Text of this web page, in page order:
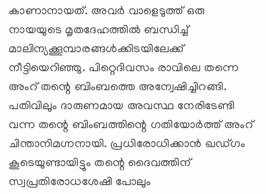
കാണാനായത്. അവര്‍ വാളെടുത്ത് ഒരു
നായയുടെ മൃതദേഹത്തില്‍ ബന്ധിച്ച്
മാലിന്യക്കൂമ്പാരങ്ങള്‍ക്കിടയിലേക്ക്
നീട്ടിയെറിഞ്ഞു. പിറ്റെദിവസം രാവിലെ തന്നെ
അംറ് തന്റെ ബിംബത്തെ അന്വേഷിച്ചിറങ്ങി.
പതിവിലും ദാരുണമായ അവസ്ഥ നേരിടേണ്ടി
വന്ന തന്റെ ബിംബത്തിന്റെ ഗതിയോര്‍ത്ത് അംറ്
ചിന്താനിമഗ്നനായി. പ്രധിരോധിക്കാന്‍ ഖഡ്ഗം
കൂടെയുണ്ടായിട്ടും തന്റെ ദൈവത്തിന്
സ്വപ്രതിരോധശേഷി പോലും